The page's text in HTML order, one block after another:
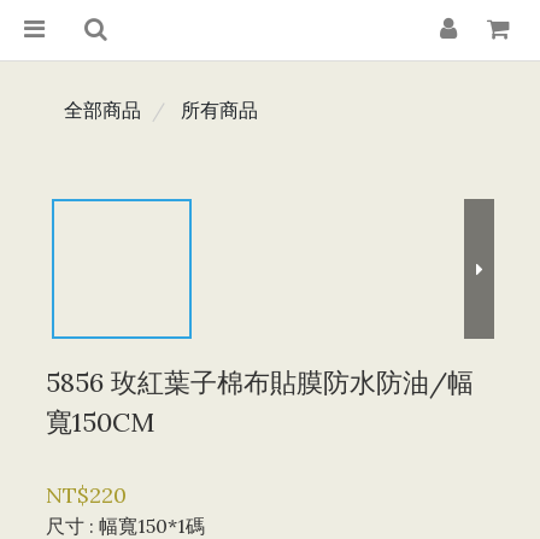
全部商品 所有商品
5856 玫紅葉子棉布貼膜防水防油/幅
寬150CM
NT$220
尺寸 : 幅寬150*1碼